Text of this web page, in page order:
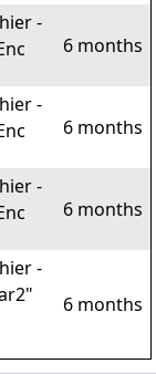
-
6 months
-
6 months
-
6 months
-
6 months